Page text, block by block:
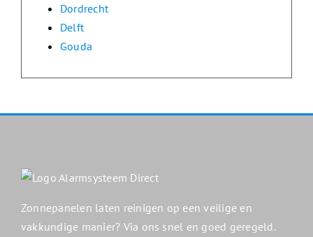
Dordrecht
Delft
Gouda
Zonnepanelen laten reinigen op een veilige en
vakkundige manier? Via ons snel en goed geregeld.